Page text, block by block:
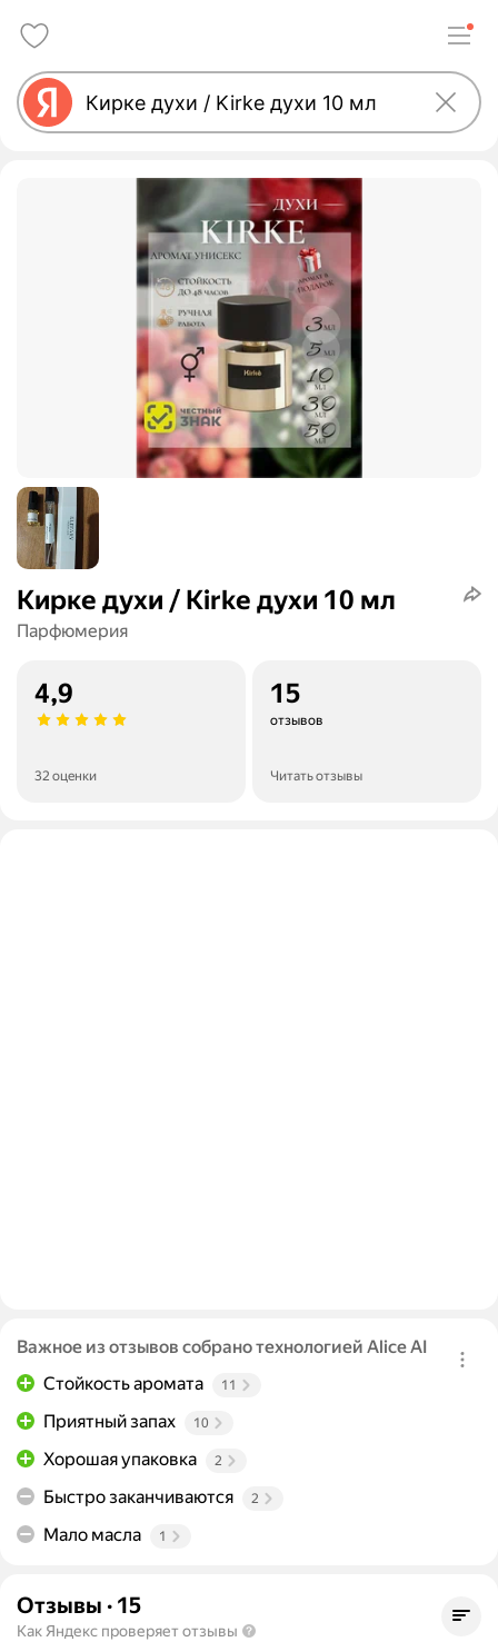
Кирке духи / Kirke духи 10 мл
Парфюмерия
4,9
32 оценки
15
отзывов
Читать отзывы
Важное из отзывов собрано технологией Alice AI
Стойкость аромата
11
Приятный запах 10
Хорошая упаковка 2
Быстро заканчиваются 2
Мало масла 1
Отзывы · 15
Как Яндекс проверяет отзывы